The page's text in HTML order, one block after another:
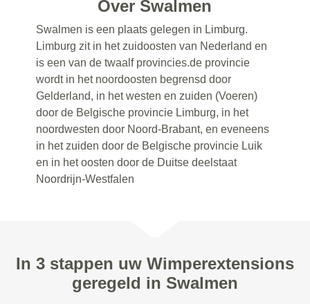
Over Swalmen
Swalmen is een plaats gelegen in Limburg.
Limburg zit in het zuidoosten van Nederland en
is een van de twaalf provincies.de provincie
wordt in het noordoosten begrensd door
Gelderland, in het westen en zuiden (Voeren)
door de Belgische provincie Limburg, in het
noordwesten door Noord-Brabant, en eveneens
in het zuiden door de Belgische provincie Luik
en in het oosten door de Duitse deelstaat
Noordrijn-Westfalen
In 3 stappen uw Wimperextensions
geregeld in Swalmen